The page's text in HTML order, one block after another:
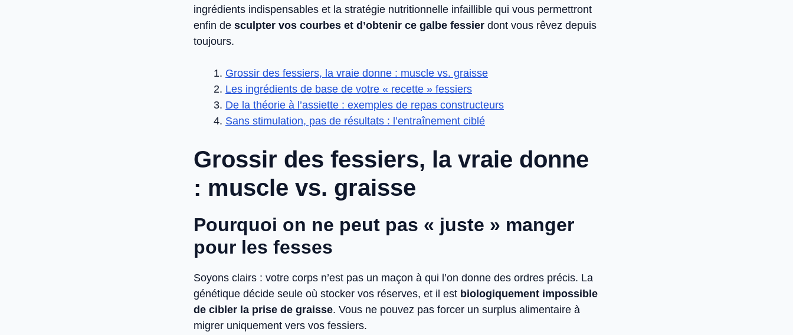
ingrédients indispensables et la stratégie nutritionnelle infaillible qui vous permettront
enfin de sculpter vos courbes et d’obtenir ce galbe fessier dont vous rêvez depuis
toujours.
Grossir des fessiers, la vraie donne : muscle vs. graisse
Les ingrédients de base de votre « recette » fessiers
De la théorie à l’assiette : exemples de repas constructeurs
Sans stimulation, pas de résultats : l’entraînement ciblé
Grossir des fessiers, la vraie donne
: muscle vs. graisse
Pourquoi on ne peut pas « juste » manger
pour les fesses
Soyons clairs : votre corps n’est pas un maçon à qui l’on donne des ordres précis. La
génétique décide seule où stocker vos réserves, et il est biologiquement impossible
de cibler la prise de graisse. Vous ne pouvez pas forcer un surplus alimentaire à
migrer uniquement vers vos fessiers.